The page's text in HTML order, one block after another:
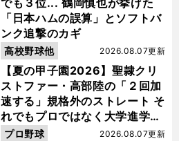
でも３位... 鶴岡慎也が挙げた
「日本ハムの誤算」とソフトバ
ンク追撃のカギ
【夏の甲子園2026】聖隷クリ
ストファー・高部陸の「２回加
速する」規格外のストレート そ
れでもプロではなく大学進学を
選ぶ理由
2026.08.07更新
高校野球他
2026.08.07更新
プロ野球